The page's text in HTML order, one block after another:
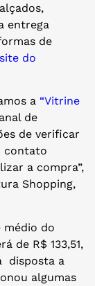
entrega
de
site do
a “Vitrine
de
de verificar
contato
a compra”,
Shopping,
médio do
de R$ 133,51,
disposta a
algumas